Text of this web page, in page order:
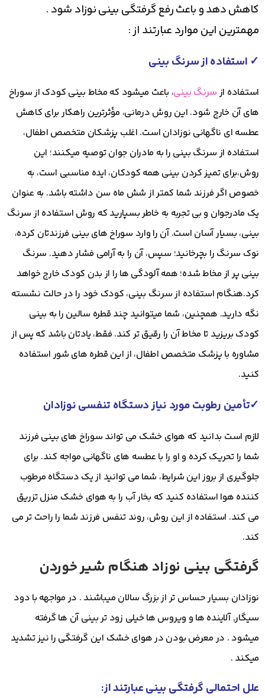
کاهش دهد و باعث رفع گرفتگی بینی نوزاد شود .
مهمترین این موارد عبارتند از :
✓ استفاده از سرنگ بینی
استفاده ازسرنگ بینی، باعث میشود که مخاط بینی کودک از سوراخ
های آن خارج شود. این روش درمانی، مؤثرترین راهکار برای کاهش
عطسه ای ناگهانی نوزادان است. اغلب پزشکان متخصص اطفال،
استفاده از سرنگ بینی را به مادران جوان توصیه میکنند؛ این
روش،برای تمیز کردن بینی همه کودکان، ایده مناسبی است، به
خصوص اگر فرزند شما کمتر از شش ماه سن داشته باشد. به عنوان
یک مادرجوان و بی تجربه به خاطر بسپارید که روش استفاده از سرنگ
بینی، بسیار آسان است. آن را وارد سوراخ های بینی فرزندتان کرده،
نوک سرنگ را بچرخانید؛ سپس، آن را به آرامی فشار دهید. سرنگ
بینی پر از مخاط شده؛ همه آلودگی ها را از بدن کودک خارج خواهد
کرد.هنگام استفاده از سرنگ بینی، کودک خود را در حالت نشسته
نگه دارید. همچنین، شما میتوانید چند قطره سالین را به بینی
کودک بریزید تا مخاط آن را رقیق تر کند. فقط، یادتان باشد که پس از
مشاوره با پزشک متخصص اطفال، از این قطره های شور استفاده
کنید.
✓تأمین رطوبت مورد نیاز دستگاه تنفسی نوزادان
لازم است بدانید که هوای خشک می تواند سوراخ های بینی فرزند
شما را تحریک کرده و او را با عطسه های ناگهانی مواجه کند. برای
جلوگیری از بروز این شرایط، شما می توانید از یک دستگاه مرطوب
کننده هوا استفاده کنید که بخار آب را به هوای خشک منزل تزریق
می کند. استفاده از این روش، روند تنفس فرزند شما را راحت تر می
کند.
گرفتگی بینی نوزاد هنگام شیر خوردن
نوزادان بسیار حساس تر از بزرگ سالان میباشند . در مواجهه با دود
سیگار, آلاینده ها و ویروس ها خیلی زود تر بینی آن ها گرفته
میشود . در معرض بودن در هوای خشک این گرفتگی را نیز تشدید
میکند .
علل احتمالی گرفتگی بینی عبارتند از: